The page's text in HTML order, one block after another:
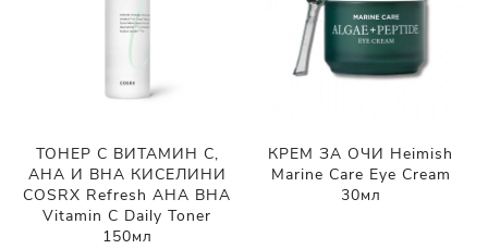
ТОНЕР С ВИТАМИН С,
AHA И BHA КИСЕЛИНИ
COSRX Refresh AHA BHA
Vitamin C Daily Toner
150мл
КРЕМ ЗА ОЧИ Heimish
Marine Care Eye Cream
30мл